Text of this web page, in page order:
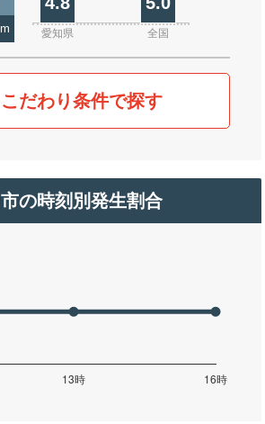
愛知県 全国
こだわり条件で探す
の時刻別発生割合